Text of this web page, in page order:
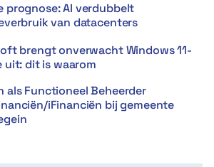
prognose: AI verdubbelt
van datacenters
brengt onverwacht Windows 11-
uit: dit is waarom
als Functioneel Beheerder
iFinanciën bij gemeente